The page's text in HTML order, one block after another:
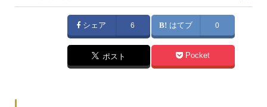
シェア 6 はてブ 0
ポスト Pocket